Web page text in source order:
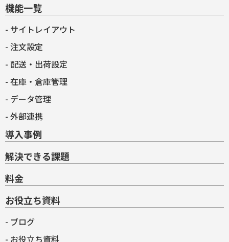
機能一覧
サイトレイアウト
注文設定
配送・出荷設定
在庫・倉庫管理
データ管理
外部連携
導入事例
解決できる課題
料金
お役立ち資料
ブログ
お役立ち資料